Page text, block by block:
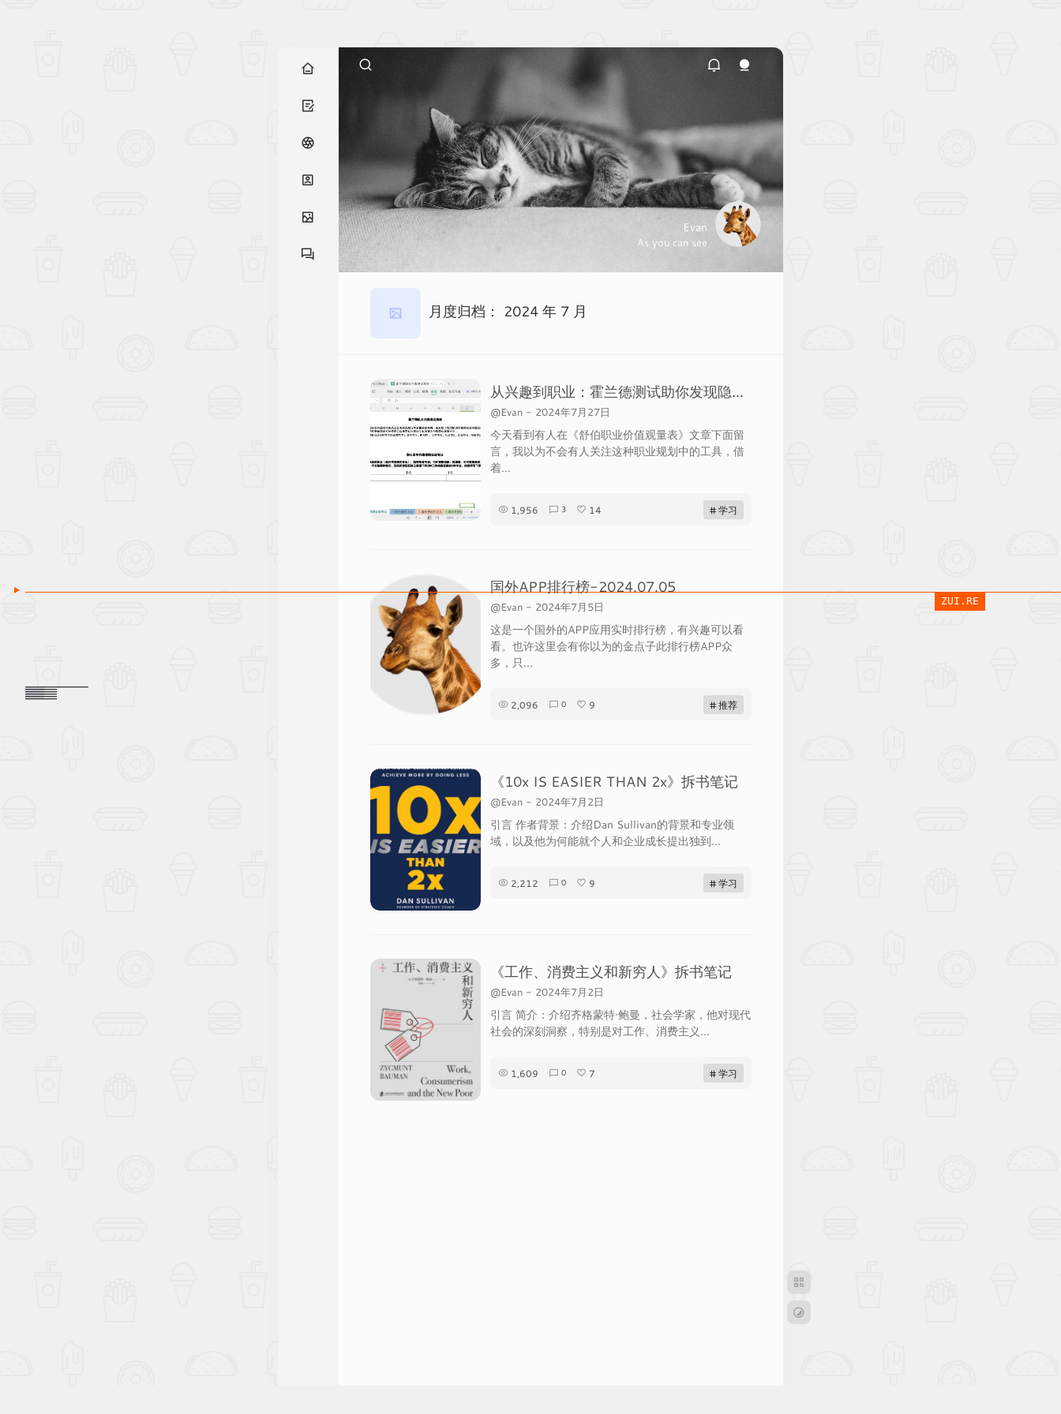
Evan
As you can see
月度归档： 2024 年 7 月
从兴趣到职业：霍兰德测试助你发现隐藏的潜力
@Evan- 2024年7月27日
今天看到有人在《舒伯职业价值观量表》文章下面留
言，我以为不会有人关注这种职业规划中的工具，借
着...
1,956 3 14 # 学习
国外APP排行榜-2024.07.05
@Evan- 2024年7月5日
这是一个国外的APP应用实时排行榜，有兴趣可以看
看。也许这里会有你以为的金点子此排行榜APP众
多，只...
2,096 0 9 # 推荐
《10x IS EASIER THAN 2x》拆书笔记
@Evan- 2024年7月2日
引言 作者背景：介绍Dan Sullivan的背景和专业领
域，以及他为何能就个人和企业成长提出独到...
2,212 0 9 # 学习
《工作、消费主义和新穷人》拆书笔记
@Evan- 2024年7月2日
引言 简介：介绍齐格蒙特·鲍曼，社会学家，他对现代
社会的深刻洞察，特别是对工作、消费主义...
1,609 0 7 # 学习
ZUI.RE